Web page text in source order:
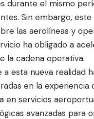
durante el mismo
Sin embargo,
las aerolíneas y
ha obligado a
la cadena operativa.
esta nueva realidad
en la
en servicios
avanzadas para